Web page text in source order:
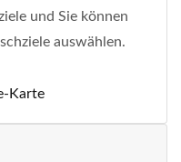
und Sie können
auswählen.